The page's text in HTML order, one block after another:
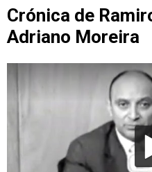
Crónica de
Adriano Moreira